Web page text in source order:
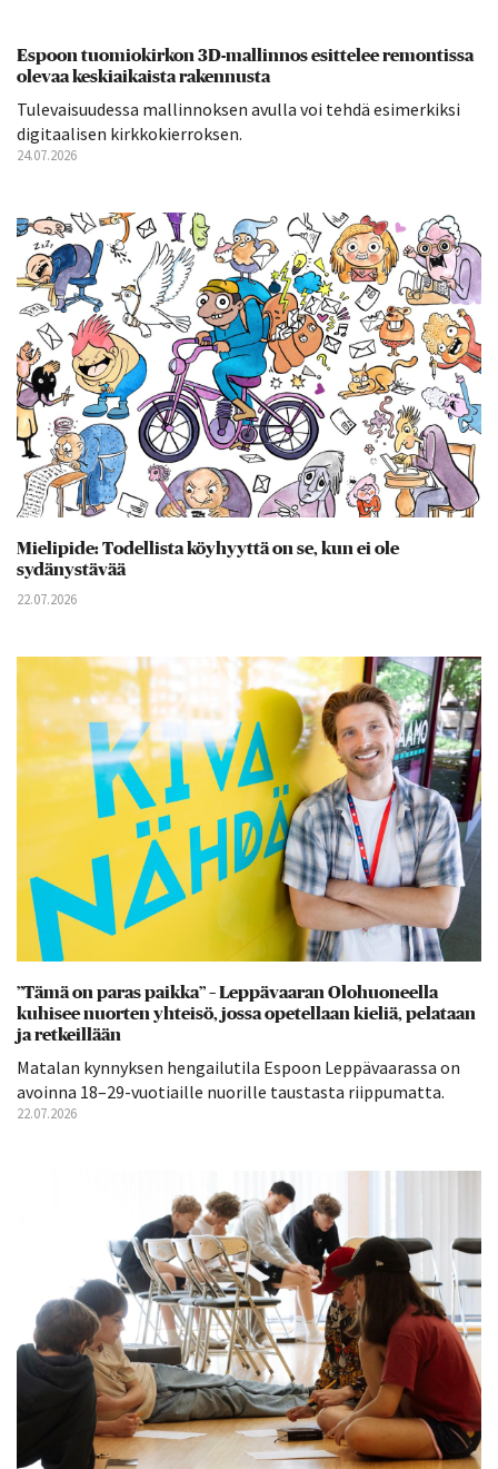
Espoon tuomiokirkon 3D-mallinnos esittelee remontissa
olevaa keskiaikaista rakennusta
Tulevaisuudessa mallinnoksen avulla voi tehdä esimerkiksi
digitaalisen kirkkokierroksen.
24.07.2026
Mielipide: Todellista köyhyyttä on se, kun ei ole
sydänystävää
22.07.2026
”Tämä on paras paikka” – Leppävaaran Olohuoneella
kuhisee nuorten yhteisö, jossa opetellaan kieliä, pelataan
ja retkeillään
Matalan kynnyksen hengailutila Espoon Leppävaarassa on
avoinna 18–29-vuotiaille nuorille taustasta riippumatta.
22.07.2026